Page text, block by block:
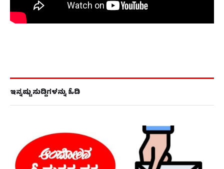
ಇನ್ನಷ್ಟು ಸುದ್ದಿಗಳನ್ನು ಓದಿ